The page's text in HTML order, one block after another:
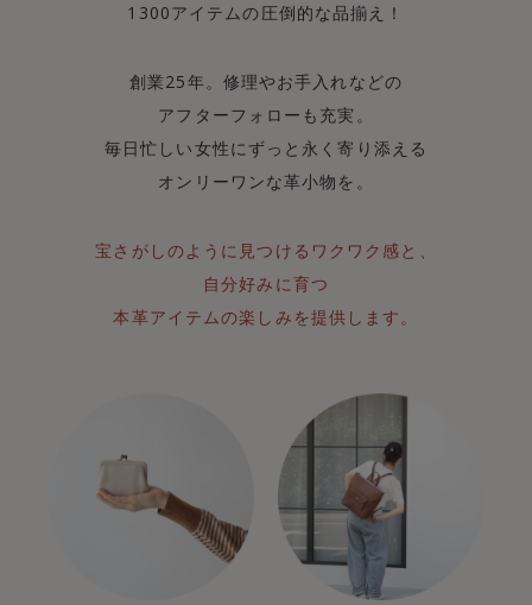
1300アイテムの圧倒的な品揃え！
創業25年。修理やお手入れなどの
アフターフォローも充実。
毎日忙しい女性にずっと永く寄り添える
オンリーワンな革小物を。
宝さがしのように見つけるワクワク感と、
自分好みに育つ
本革アイテムの楽しみを提供します。